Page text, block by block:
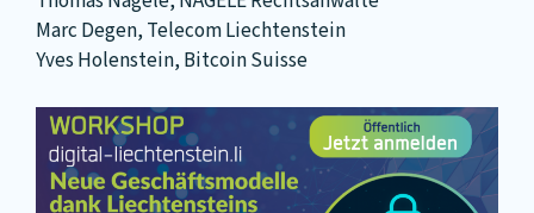
Marc Degen, Telecom Liechtenstein
Yves Holenstein, Bitcoin Suisse